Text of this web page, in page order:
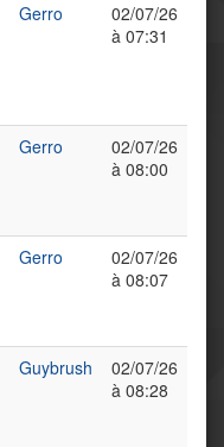
Gerro
02/07/26
à 07:31
Gerro
02/07/26
à 08:00
Gerro
02/07/26
à 08:07
Guybrush
02/07/26
à 08:28